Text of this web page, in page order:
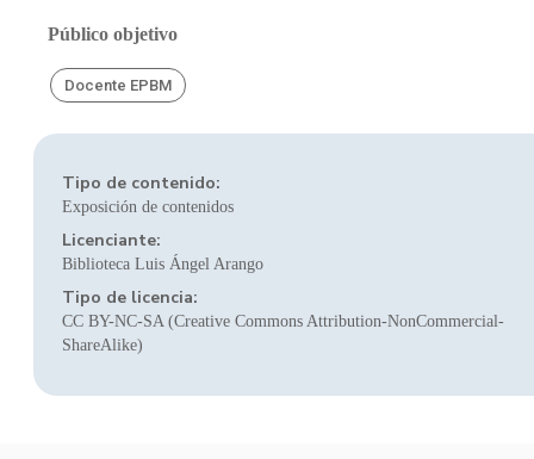
Público objetivo
Docente EPBM
Tipo de contenido:
Exposición de contenidos
Licenciante:
Biblioteca Luis Ángel Arango
Tipo de licencia:
CC BY-NC-SA (Creative Commons Attribution-NonCommercial-
ShareAlike)